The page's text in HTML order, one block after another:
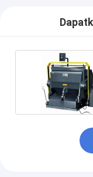
Mesin
Otomatis
Posting Tekan
Pra Tekan
Perlengkapan
Mesin laser